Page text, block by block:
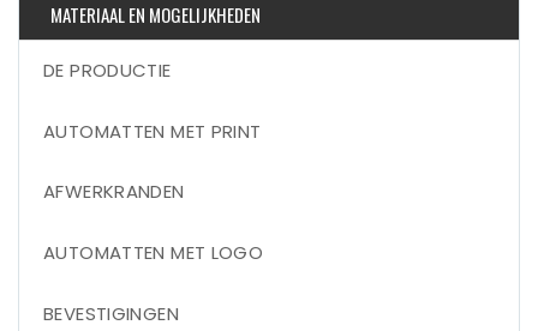
MATERIAAL EN MOGELIJKHEDEN
DE PRODUCTIE
AUTOMATTEN MET PRINT
AFWERKRANDEN
AUTOMATTEN MET LOGO
BEVESTIGINGEN